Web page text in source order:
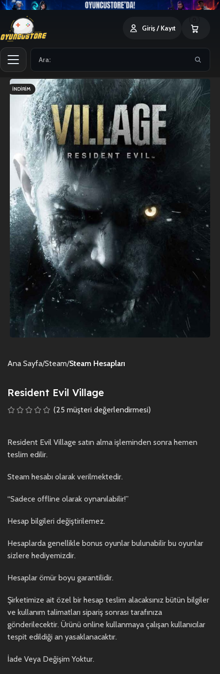
Giriş / Kayıt
İNDIRIM
Ana Sayfa Steam Steam Hesapları
Resident Evil Village
(25 müşteri değerlendirmesi)
Resident Evil Village satın alma işleminden sonra hemen
teslim edilir.
Steam hesabı olarak verilmektedir.
“Sadece offline olarak oynanılabilir!”
Hesap bilgileri değiştirilemez.
Hesaplarda genellikle bonus oyunlar bulunabilir bu oyunlar
sizlere hediyemizdir.
Hesaplar ömür boyu garantilidir.
Şirketimize ait özel bir hesap teslim alacaksınız bütün bilgiler
ve kullanım talimatları sipariş sonrası tarafınıza
gönderilecektir. Ürünü online kullanmaya çalışan kullanıcılar
tespit edildiği an yasaklanacaktır.
İade Veya Değişim Yoktur.